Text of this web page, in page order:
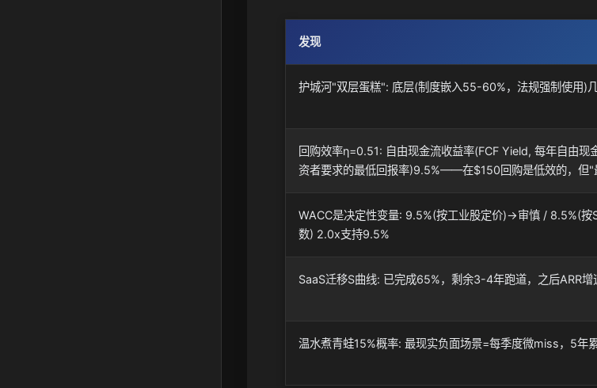
发现
护城河"双层蛋糕": 底层(制度嵌入55-60%，法规强制使用)
回购效率η=0.51: 自由现金流收益率(FCF Yield, 每年自由
资者要求的最低回报率)9.5%——在$150回购是低效的，但"
WACC是决定性变量: 9.5%(按工业股定价)→审慎 / 8.5%(
数) 2.0x支持9.5%
SaaS迁移S曲线: 已完成65%，剩余3-4年跑道，之后ARR增
温水煮青蛙15%概率: 最现实负面场景=每季度微miss，5年